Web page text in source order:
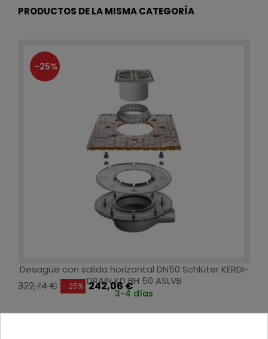
PRODUCTOS DE LA MISMA CATEGORÍA
-25%
Desagüe con salida horizontal DN50 Schlüter KERDI-
DRAIN KD BH 50 ASLVB
322,74 € - 25% 242,06 €
3-4 días